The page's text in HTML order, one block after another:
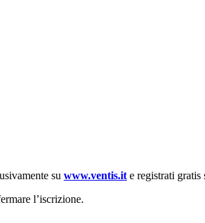
su www.ventis.it e registrati gratis
l’iscrizione.